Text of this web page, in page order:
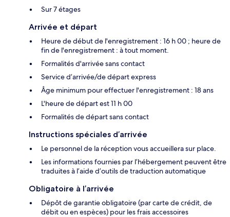
Sur 7 étages
Arrivée et départ
Heure de début de l'enregistrement : 16 h 00 ; heure de
fin de l'enregistrement : à tout moment.
Formalités d'arrivée sans contact
Service d’arrivée/de départ express
Âge minimum pour effectuer l'enregistrement : 18 ans
L'heure de départ est 11 h 00
Formalités de départ sans contact
Instructions spéciales d’arrivée
Le personnel de la réception vous accueillera sur place.
Les informations fournies par l’hébergement peuvent être
traduites à l’aide d’outils de traduction automatique
Obligatoire à l’arrivée
Dépôt de garantie obligatoire (par carte de crédit, de
débit ou en espèces) pour les frais accessoires